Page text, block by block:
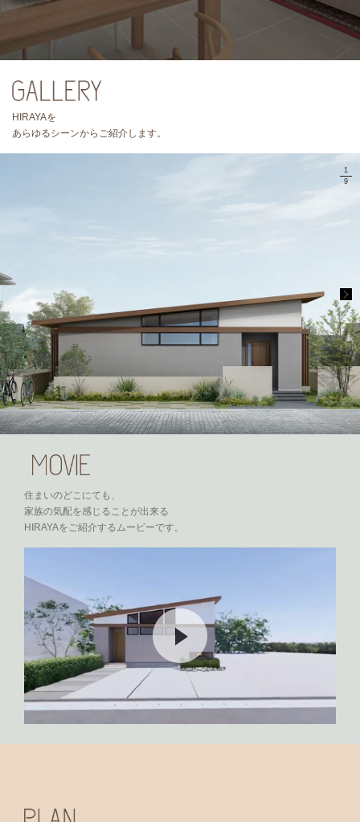
HIRAYAを
あらゆるシーンからご紹介します。
1
9
住まいのどこにても、
家族の気配を感じることが出来る
HIRAYAをご紹介するムービーです。